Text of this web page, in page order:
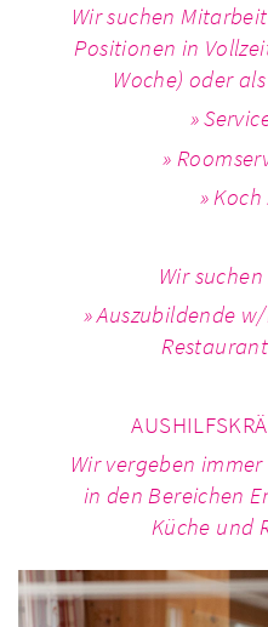
Wir suchen
Posi­tio­nen in
Woche) oder
»
»
»
Wir
» Aus­zu­bil­dende
Wir ver­ge­ben
in den Berei­chen
Küche und